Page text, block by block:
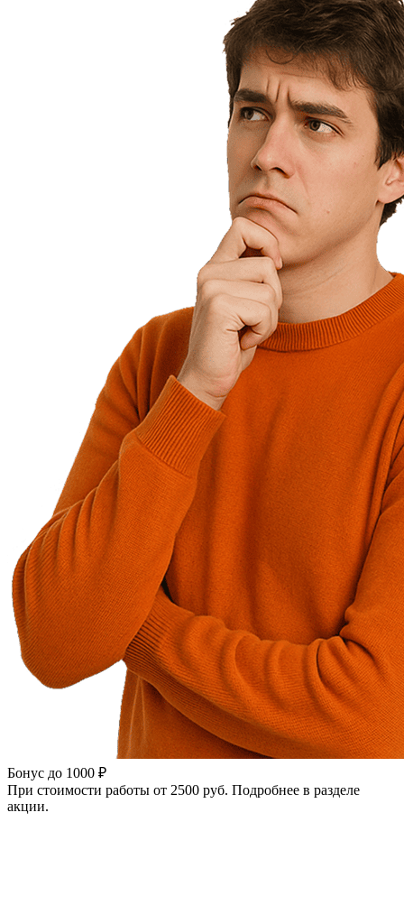
Бонус до 1000 ₽
При стоимости работы от 2500 руб. Подробнее в разделе
акции.